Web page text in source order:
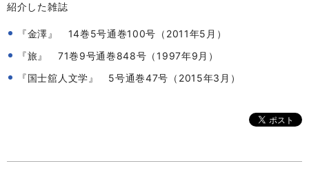
紹介した雑誌
『金澤』 14巻5号通巻100号（2011年5月）
『旅』 71巻9号通巻848号（1997年9月）
『国士舘人文学』 5号通巻47号（2015年3月）